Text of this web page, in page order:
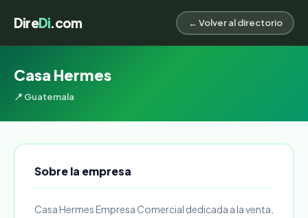
DireDi.com ← Volver al directorio
Casa Hermes
📍 Guatemala
Sobre la empresa
Casa Hermes Empresa Comercial dedicada a la venta,